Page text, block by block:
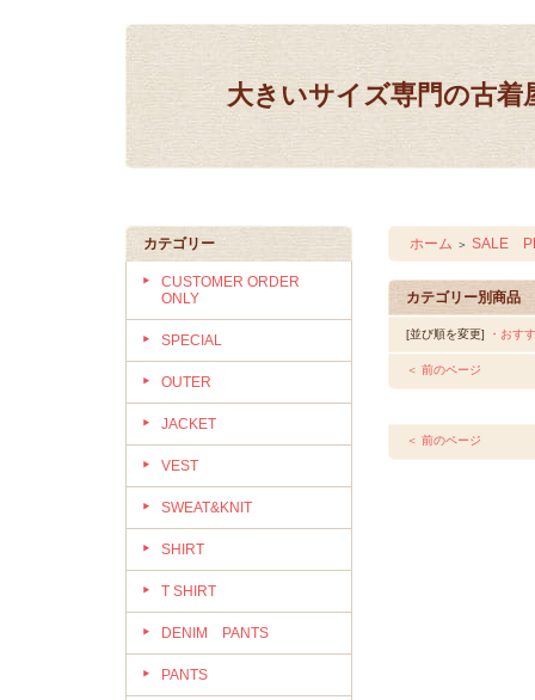
大きいサイズ専門の古
カテゴリー
CUSTOMER ORDER
ONLY
SPECIAL
OUTER
JACKET
VEST
SWEAT&KNIT
SHIRT
T SHIRT
DENIM PANTS
PANTS
ホーム ＞ SALE
カテゴリー別商品
[並び順を変更] ・おす
＜ 前のページ
＜ 前のページ